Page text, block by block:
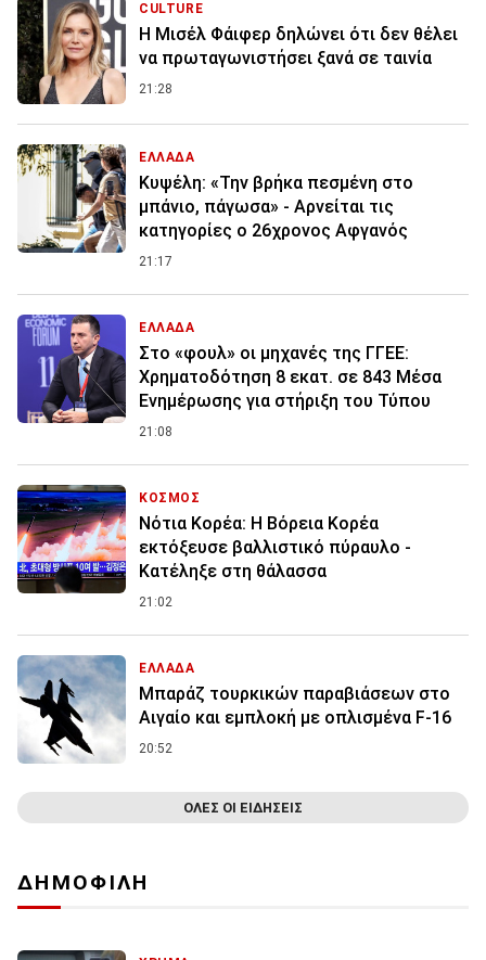
CULTURE
Η Μισέλ Φάιφερ δηλώνει ότι δεν θέλει
να πρωταγωνιστήσει ξανά σε ταινία
21:28
ΕΛΛΑΔΑ
Κυψέλη: «Την βρήκα πεσμένη στο
μπάνιο, πάγωσα» - Αρνείται τις
κατηγορίες ο 26χρονος Αφγανός
21:17
ΕΛΛΑΔΑ
Στο «φουλ» οι μηχανές της ΓΓΕΕ:
Χρηματοδότηση 8 εκατ. σε 843 Μέσα
Ενημέρωσης για στήριξη του Τύπου
21:08
ΚΟΣΜΟΣ
Νότια Κορέα: Η Βόρεια Κορέα
εκτόξευσε βαλλιστικό πύραυλο -
Κατέληξε στη θάλασσα
21:02
ΕΛΛΑΔΑ
Μπαράζ τουρκικών παραβιάσεων στο
Αιγαίο και εμπλοκή με οπλισμένα F-16
20:52
ΟΛΕΣ ΟΙ ΕΙΔΗΣΕΙΣ
ΔΗΜΟΦΙΛΗ